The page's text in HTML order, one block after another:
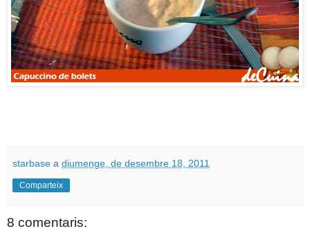
starbase a diumenge, de desembre 18, 2011
Comparteix
8 comentaris: